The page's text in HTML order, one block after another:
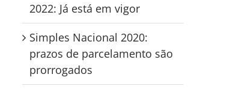
2022: Já está em vigor
Simples Nacional 2020:
prazos de parcelamento são
prorrogados